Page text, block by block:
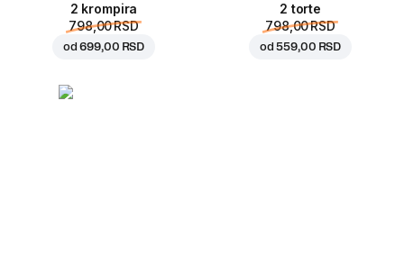
2 krompira
798,00 RSD
od699,00 RSD
2 torte
798,00 RSD
od559,00 RSD